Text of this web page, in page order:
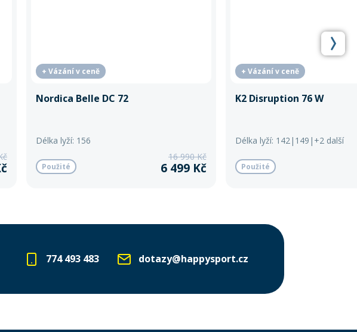
+ Vázání v ceně
Nordica Belle DC 72
Délka lyží: 156
Použité
16 990 Kč
6 499 Kč
+ Vázání v ceně
K2 Disruption 76 W
Délka lyží: 142|149|+2 další
Použité
774 493 483 dotazy@happysport.cz